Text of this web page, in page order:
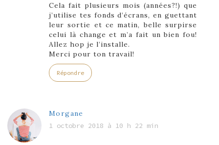
Cela fait plusieurs mois (années?!) que
j’utilise tes fonds d’écrans, en guettant
leur sortie et ce matin, belle surpirse
celui là change et m’a fait un bien fou!
Allez hop je l’installe.
Merci pour ton travail!
Répondre
Morgane
1 octobre 2018 à 10 h 22 min